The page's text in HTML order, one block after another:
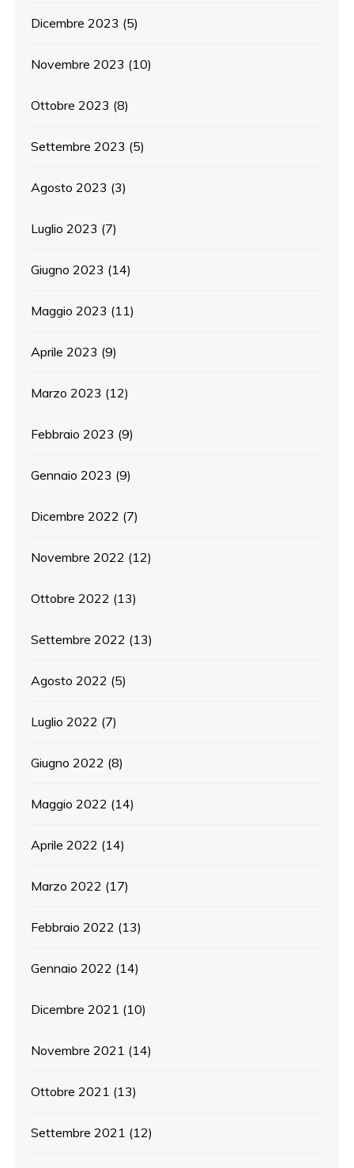
Dicembre 2023 (5)
Novembre 2023 (10)
Ottobre 2023 (8)
Settembre 2023 (5)
Agosto 2023 (3)
Luglio 2023 (7)
Giugno 2023 (14)
Maggio 2023 (11)
Aprile 2023 (9)
Marzo 2023 (12)
Febbraio 2023 (9)
Gennaio 2023 (9)
Dicembre 2022 (7)
Novembre 2022 (12)
Ottobre 2022 (13)
Settembre 2022 (13)
Agosto 2022 (5)
Luglio 2022 (7)
Giugno 2022 (8)
Maggio 2022 (14)
Aprile 2022 (14)
Marzo 2022 (17)
Febbraio 2022 (13)
Gennaio 2022 (14)
Dicembre 2021 (10)
Novembre 2021 (14)
Ottobre 2021 (13)
Settembre 2021 (12)